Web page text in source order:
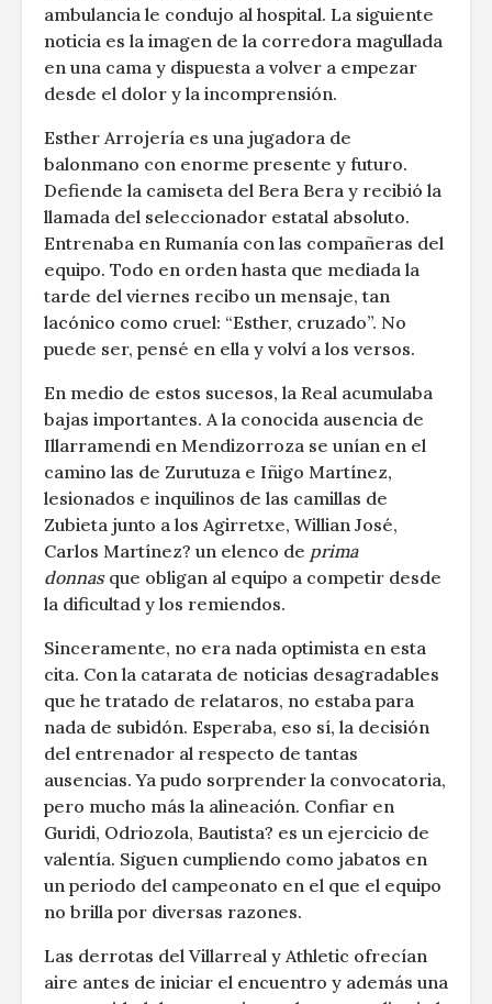
ambulancia le condujo al hospital. La siguiente
noticia es la imagen de la corredora magullada
en una cama y dispuesta a volver a empezar
desde el dolor y la incomprensión.
Esther Arrojería es una jugadora de
balonmano con enorme presente y futuro.
Defiende la camiseta del Bera Bera y recibió la
llamada del seleccionador estatal absoluto.
Entrenaba en Rumanía con las compañeras del
equipo. Todo en orden hasta que mediada la
tarde del viernes recibo un mensaje, tan
lacónico como cruel: “Esther, cruzado”. No
puede ser, pensé en ella y volví a los versos.
En medio de estos sucesos, la Real acumulaba
bajas importantes. A la conocida ausencia de
Illarramendi en Mendizorroza se unían en el
camino las de Zurutuza e Iñigo Martínez,
lesionados e inquilinos de las camillas de
Zubieta junto a los Agirretxe, Willian José,
Carlos Martínez? un elenco de prima
donnasque obligan al equipo a competir desde
la dificultad y los remiendos.
Sinceramente, no era nada optimista en esta
cita. Con la catarata de noticias desagradables
que he tratado de relataros, no estaba para
nada de subidón. Esperaba, eso sí, la decisión
del entrenador al respecto de tantas
ausencias. Ya pudo sorprender la convocatoria,
pero mucho más la alineación. Confiar en
Guridi, Odriozola, Bautista? es un ejercicio de
valentía. Siguen cumpliendo como jabatos en
un periodo del campeonato en el que el equipo
no brilla por diversas razones.
Las derrotas del Villarreal y Athletic ofrecían
aire antes de iniciar el encuentro y además una